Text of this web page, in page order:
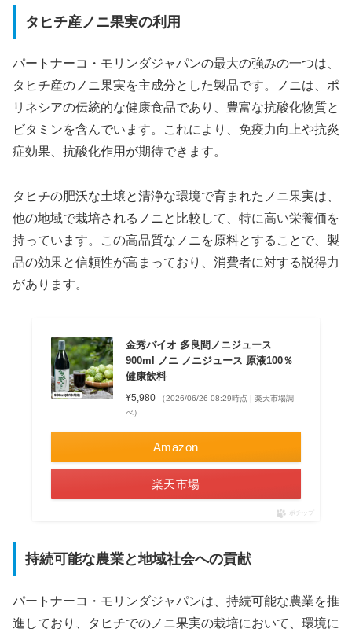
タヒチ産ノニ果実の利用
パートナーコ・モリンダジャパンの最大の強みの一つは、
タヒチ産のノニ果実を主成分とした製品です。ノニは、ポ
リネシアの伝統的な健康食品であり、豊富な抗酸化物質と
ビタミンを含んでいます。これにより、免疫力向上や抗炎
症効果、抗酸化作用が期待できます。
タヒチの肥沃な土壌と清浄な環境で育まれたノニ果実は、
他の地域で栽培されるノニと比較して、特に高い栄養価を
持っています。この高品質なノニを原料とすることで、製
品の効果と信頼性が高まっており、消費者に対する説得力
があります。
金秀バイオ 多良間ノニジュース
900ml ノニ ノニジュース 原液100％
健康飲料
¥5,980
（2026/06/26 08:29時点 | 楽天市場調
べ）
Amazon
楽天市場
ポチップ
持続可能な農業と地域社会への貢献
パートナーコ・モリンダジャパンは、持続可能な農業を推
進しており、タヒチでのノニ果実の栽培において、環境に